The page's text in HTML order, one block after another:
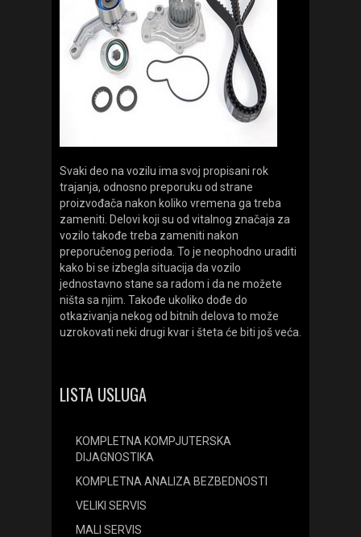
Svaki deo na vozilu ima svoj propisani rok
trajanja, odnosno preporuku od strane
proizvođača nakon koliko vremena ga treba
zameniti. Delovi koji su od vitalnog značaja za
vozilo takođe treba zameniti nakon
preporučenog perioda. To je neophodno uraditi
kako bi se izbegla situacija da vozilo
jednostavno stane sa radom i da ne možete
ništa sa njim. Takođe ukoliko dođe do
otkazivanja nekog od bitnih delova to može
uzrokovati neki drugi kvar i šteta će biti još veća.
LISTA USLUGA
KOMPLETNA KOMPJUTERSKA
DIJAGNOSTIKA
KOMPLETNA ANALIZA BEZBEDNOSTI
VELIKI SERVIS
MALI SERVIS